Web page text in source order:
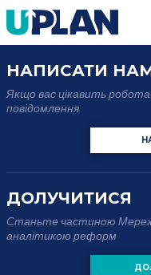
НАПИСАТИ
Якщо вас цікавить
повідомлення
ДОЛУЧИТИСЯ
Станьте частиною Мережі
аналітикою реформ